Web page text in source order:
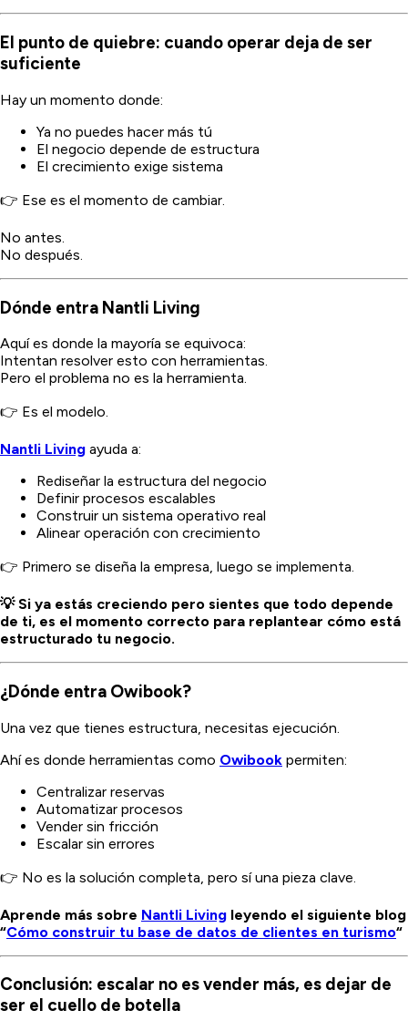
El punto de quiebre: cuando operar deja de ser
suficiente
Hay un momento donde:
Ya no puedes hacer más tú
El negocio depende de estructura
El crecimiento exige sistema
👉 Ese es el momento de cambiar.
No antes.
No después.
Dónde entra Nantli Living
Aquí es donde la mayoría se equivoca:
Intentan resolver esto con herramientas.
Pero el problema no es la herramienta.
👉 Es el modelo.
Nantli Living ayuda a:
Rediseñar la estructura del negocio
Definir procesos escalables
Construir un sistema operativo real
Alinear operación con crecimiento
👉 Primero se diseña la empresa, luego se implementa.
💡 Si ya estás creciendo pero sientes que todo depende
de ti, es el momento correcto para replantear cómo está
estructurado tu negocio.
¿Dónde entra Owibook?
Una vez que tienes estructura, necesitas ejecución.
Ahí es donde herramientas como Owibook permiten:
Centralizar reservas
Automatizar procesos
Vender sin fricción
Escalar sin errores
👉 No es la solución completa, pero sí una pieza clave.
Aprende más sobre Nantli Living leyendo el siguiente blog
“Cómo construir tu base de datos de clientes en turismo“
Conclusión: escalar no es vender más, es dejar de
ser el cuello de botella